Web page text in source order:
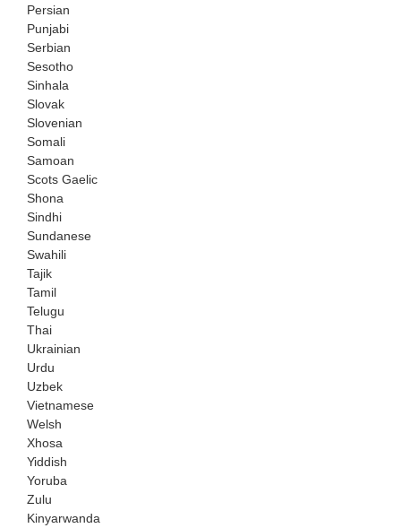
Persian
Punjabi
Serbian
Sesotho
Sinhala
Slovak
Slovenian
Somali
Samoan
Scots Gaelic
Shona
Sindhi
Sundanese
Swahili
Tajik
Tamil
Telugu
Thai
Ukrainian
Urdu
Uzbek
Vietnamese
Welsh
Xhosa
Yiddish
Yoruba
Zulu
Kinyarwanda